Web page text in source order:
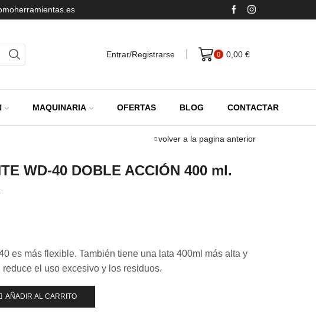
Entrar/Registrarse 0 0,00€
MAQUINARIA OFERTAS BLOG CONTACTAR
volver a la pagina anterior
WD-40 DOBLE ACCIÓN 400 ml.
es más flexible. También tiene una lata 400ml más alta y
el uso excesivo y los residuos.
AÑADIR AL CARRITO